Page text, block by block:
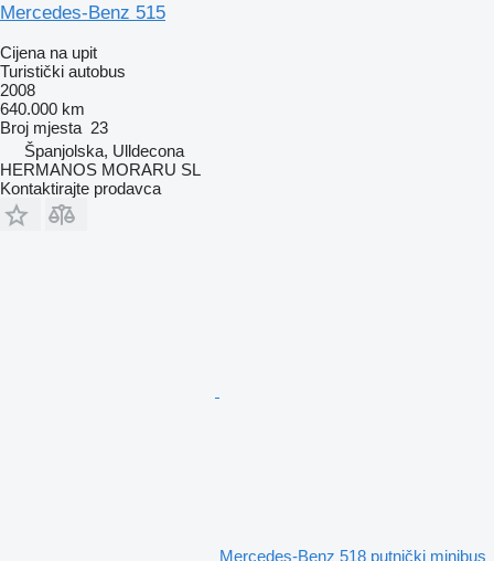
Mercedes-Benz 515
Cijena na upit
Turistički autobus
2008
640.000 km
Broj mjesta 23
Španjolska, Ulldecona
HERMANOS MORARU SL
Kontaktirajte prodavca
Mercedes-Benz 518 putnički minibus